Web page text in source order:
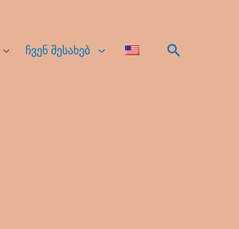
ჩვენ შესახებ